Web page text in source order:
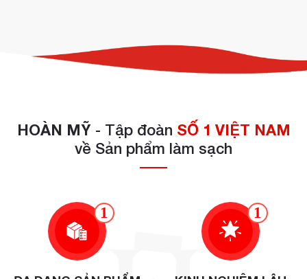
HOÀN MỸ- Tập đoàn SỐ 1 VIỆT NAM
về Sản phẩm làm sạch
1 1